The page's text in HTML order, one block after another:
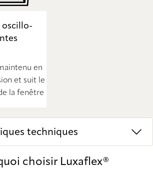
oscillo-
en
et suit le
la fenêtre
techniques
choisir Luxaflex®